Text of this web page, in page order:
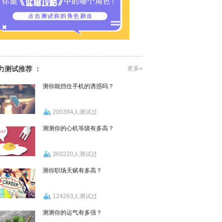
测试推荐 ： 更多»
测你能挡住手机的诱惑吗？
200394人测试过
测测你的心机等级有多高？
360220人测试过
测你职场天赋有多高？
124263人测试过
测测你的运气有多强？